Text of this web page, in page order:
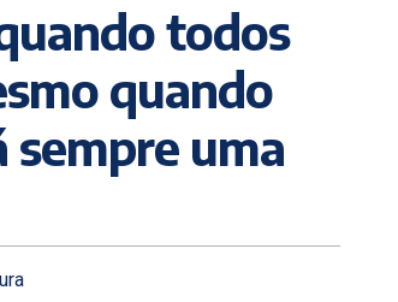
todos
quando
sempre uma